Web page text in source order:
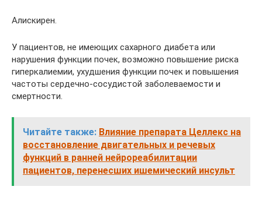
Алискирен.
У пациентов, не имеющих сахарного диабета или
нарушения функции почек, возможно повышение риска
гиперкалиемии, ухудшения функции почек и повышения
частоты сердечно-сосудистой заболеваемости и
смертности.
Читайте также: Влияние препарата Целлекс на
восстановление двигательных и речевых
функций в ранней нейрореабилитации
пациентов, перенесших ишемический инсульт